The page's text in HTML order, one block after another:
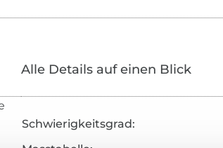
Alle Details auf einen Blick
Schwierigkeitsgrad: